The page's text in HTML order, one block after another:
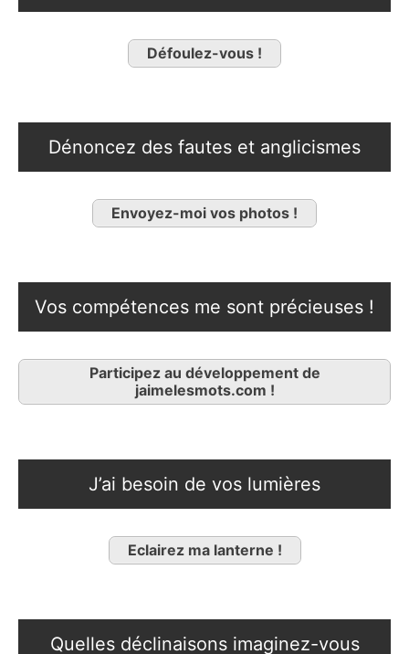
Défoulez-vous !
Dénoncez des fautes et anglicismes
Envoyez-moi vos photos !
Vos compétences me sont précieuses !
Participez au développement de
jaimelesmots.com !
J’ai besoin de vos lumières
Eclairez ma lanterne !
Quelles déclinaisons imaginez-vous